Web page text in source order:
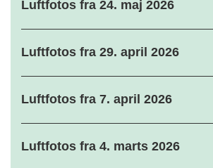
Luftfotos fra 24. maj 2026
Luftfotos fra 29. april 2026
Luftfotos fra 7. april 2026
Luftfotos fra 4. marts 2026